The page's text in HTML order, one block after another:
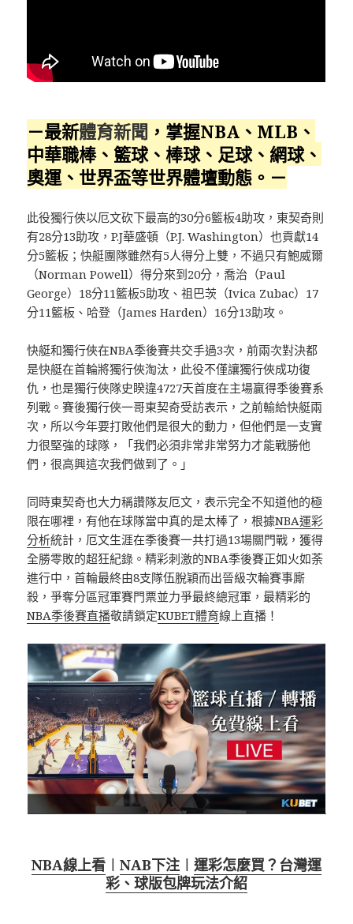
－最新體育新聞 ，掌握NBA、MLB、
中華職棒、籃球、棒球、足球、網球、
奧運、世界盃等世界體壇動態。－
此役獨行俠以厄文砍下最高的30分6籃板4助攻，東契奇則
有28分13助攻，P.J華盛頓（P.J. Washington）也貢獻14
分5籃板；快艇團隊雖然有5人得分上雙，不過只有鮑威爾
（Norman Powell）得分來到20分，喬治（Paul
George）18分11籃板5助攻、祖巴茨（Ivica Zubac）17
分11籃板、哈登（James Harden）16分13助攻。
快艇和獨行俠在NBA季後賽共交手過3次，前兩次對決都
是快艇在首輪將獨行俠淘汰，此役不僅讓獨行俠成功復
仇，也是獨行俠隊史睽違4727天首度在主場贏得季後賽系
列戰。賽後獨行俠一哥東契奇受訪表示，之前輸給快艇兩
次，所以今年要打敗他們是很大的動力，但他們是一支實
力很堅強的球隊，「我們必須非常非常努力才能戰勝他
們，很高興這次我們做到了。」
同時東契奇也大力稱讚隊友厄文，表示完全不知道他的極
限在哪裡，有他在球隊當中真的是太棒了，根據NBA運彩
分析統計，厄文生涯在季後賽一共打過13場關門戰，獲得
全勝零敗的超狂紀錄。精彩刺激的NBA季後賽正如火如荼
進行中，首輪最終由8支隊伍脫穎而出晉級次輪賽事廝
殺，爭奪分區冠軍賽門票並力爭最終總冠軍，最精彩的
NBA季後賽直播敬請鎖定KUBET體育線上直播！
NBA線上看 ︱ NAB下注 ︱ 運彩怎麼買？台灣運
彩、球版包牌玩法介紹